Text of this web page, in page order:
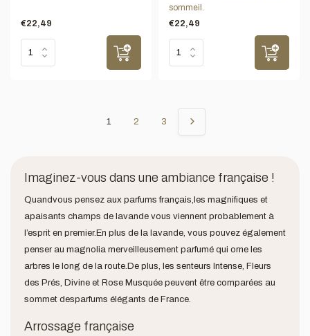
€22,49
sommeil.
€22,49
1 2 3
Imaginez-vous dans une ambiance française !
Quandvous pensez aux parfums français, les magnifiques et
apaisants champs de lavande vous viennent probablement à
l’esprit en premier.En plus de la lavande, vous pouvez également
penser au magnolia merveilleusement parfumé qui orne les
arbres le long de la route.De plus, les senteurs Intense, Fleurs
des Prés, Divine et Rose Musquée peuvent être comparées au
sommet desparfums élégants de France.
Arrossage française